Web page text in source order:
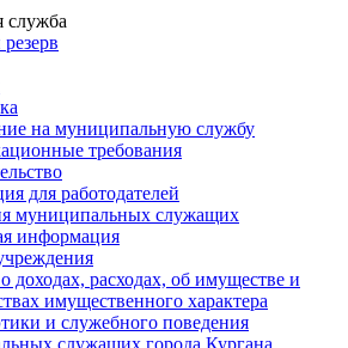
служба
на муниципальную службу
требования
для работодателей
муниципальных служащих
информация
доходах, расходах, об имуществе и
имущественного характера
и служебного поведения
служащих города Кургана